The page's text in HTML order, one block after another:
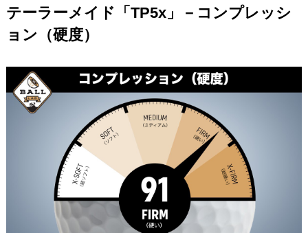
テーラーメイド「TP5x」－コンプレッシ
ョン（硬度）